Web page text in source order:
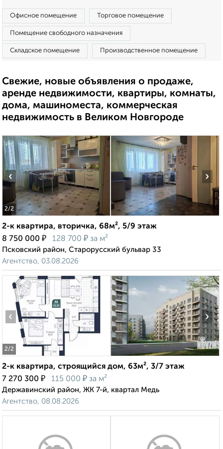
Офисное помещение Торговое помещение
Помещение свободного назначения
Складское помещение Производственное помещение
Свежие, новые объявления о продаже,
аренде недвижимости, квартиры, комнаты,
дома, машиноместа, коммерческая
недвижимость в Великом Новгороде
2/2
‹ ›
2-к квартира, вторичка, 68м², 5/9 этаж
8 750 000 ₽ 128 700 ₽ за м²
Псковский район, Старорусский бульвар 33
Агентство, 03.08.2026
2/2
‹ ›
2-к квартира, строящийся дом, 63м², 3/7 этаж
7 270 300 ₽ 115 000 ₽ за м²
Державинский район, ЖК 7-й, квартал Медь
Агентство, 08.08.2026